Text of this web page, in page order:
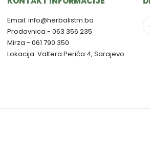
Email: info@herbalistm.ba
Prodavnica - 063 356 235
Mirza - 061 790 350
Lokacija: Valtera Perića 4, Sarajevo